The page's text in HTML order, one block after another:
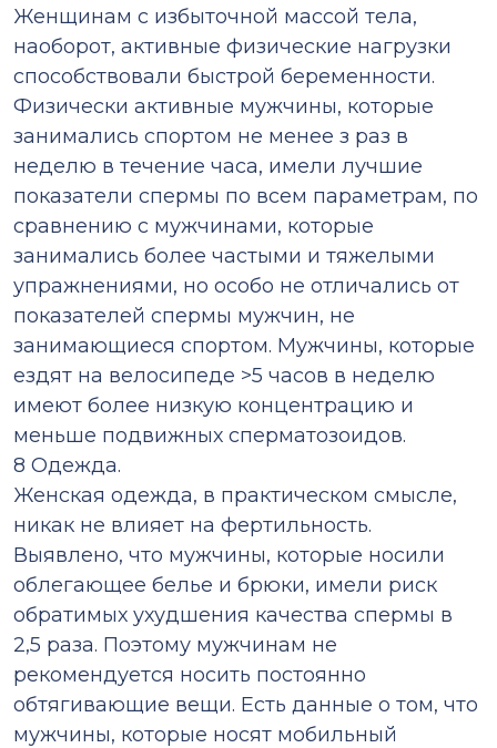
Женщинам с избыточной массой тела,
наоборот, активные физические нагрузки
способствовали быстрой беременности.
Физически активные мужчины, которые
занимались спортом не менее з раз в
неделю в течение часа, имели лучшие
показатели спермы по всем параметрам, по
сравнению с мужчинами, которые
занимались более частыми и тяжелыми
упражнениями, но особо не отличались от
показателей спермы мужчин, не
занимающиеся спортом. Мужчины, которые
ездят на велосипеде >5 часов в неделю
имеют более низкую концентрацию и
меньше подвижных сперматозоидов.
8 Одежда.
Женская одежда, в практическом смысле,
никак не влияет на фертильность.
Выявлено, что мужчины, которые носили
облегающее белье и брюки, имели риск
обратимых ухудшения качества спермы в
2,5 раза. Поэтому мужчинам не
рекомендуется носить постоянно
обтягивающие вещи. Есть данные о том, что
мужчины, которые носят мобильный